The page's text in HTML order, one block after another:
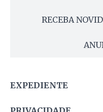
RECEBA
EXPEDIENTE